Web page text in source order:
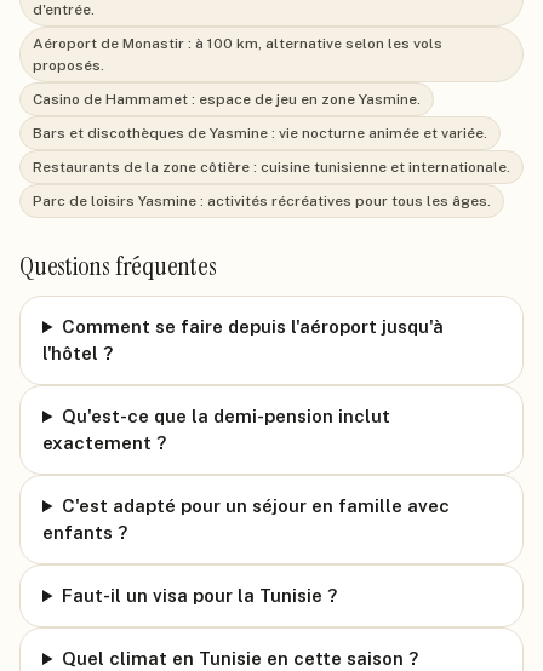
d'entrée.
Aéroport de Monastir : à 100 km, alternative selon les vols
proposés.
Casino de Hammamet : espace de jeu en zone Yasmine.
Bars et discothèques de Yasmine : vie nocturne animée et variée.
Restaurants de la zone côtière : cuisine tunisienne et internationale.
Parc de loisirs Yasmine : activités récréatives pour tous les âges.
Questions fréquentes
Comment se faire depuis l'aéroport jusqu'à
l'hôtel ?
Qu'est-ce que la demi-pension inclut
exactement ?
C'est adapté pour un séjour en famille avec
enfants ?
Faut-il un visa pour la Tunisie ?
Quel climat en Tunisie en cette saison ?